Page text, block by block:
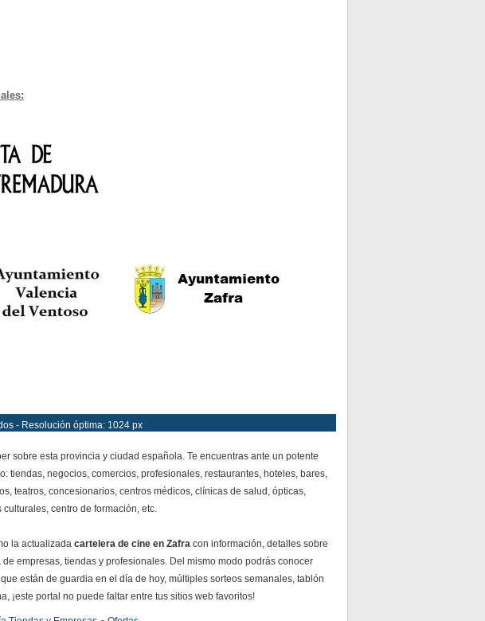
- Resolución óptima: 1024 px
sobre esta provincia y ciudad española. Te encuentras ante un potente
tiendas, negocios, comercios, profesionales, restaurantes, hoteles, bares,
teatros, concesionarios, centros médicos, clínicas de salud, ópticas,
centro de formación, etc.
la actualizada cartelera de cine en Zafracon información, detalles sobre
de empresas, tiendas y profesionales. Del mismo modo podrás conocer
están de guardia en el día de hoy, múltiples sorteos semanales, tablón
¡este portal no puede faltar entre tus sitios web favoritos!